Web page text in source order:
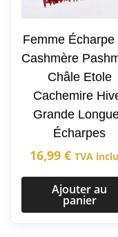
Femme Écharpe
Cashmère
Châle Etole
Cachemire
Grande
Écharpes
16,99€ TVA
Ajouter au
panier